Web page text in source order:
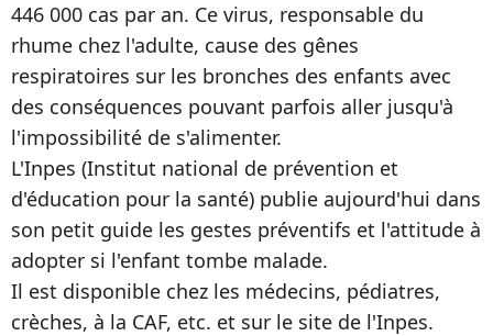
446 000 cas par an. Ce virus, responsable du
rhume chez l'adulte, cause des gênes
respiratoires sur les bronches des enfants avec
des conséquences pouvant parfois aller jusqu'à
l'impossibilité de s'alimenter.
L'Inpes (Institut national de prévention et
d'éducation pour la santé) publie aujourd'hui dans
son petit guide les gestes préventifs et l'attitude à
adopter si l'enfant tombe malade.
Il est disponible chez les médecins, pédiatres,
crèches, à la CAF, etc. et sur le site de l'Inpes.